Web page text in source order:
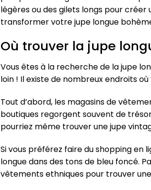
légères ou des gilets longs pour
transformer votre jupe longue
Où trouver la jupe
Vous êtes à la recherche de la jupe
loin ! Il existe de nombreux endroits
Tout d’abord, les magasins de
boutiques regorgent souvent de
pourriez même trouver une jupe
Si vous préférez faire du shopping en
longue dans des tons de bleu foncé.
vêtements ethniques pour trouver